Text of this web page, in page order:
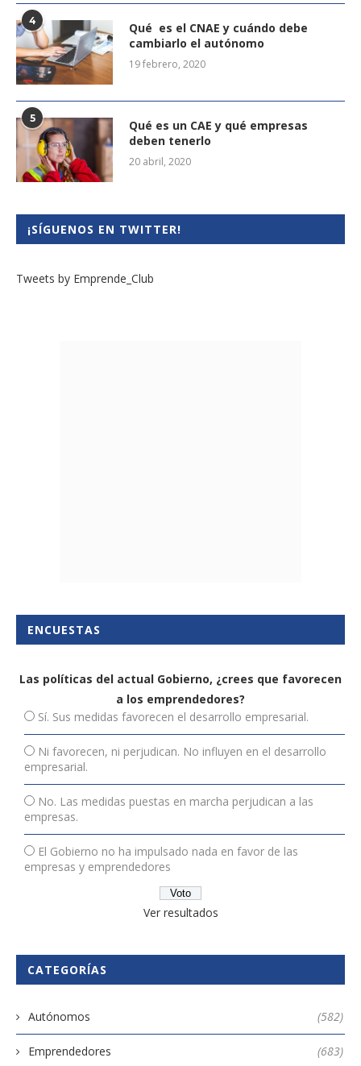
4
Qué es el CNAE y cuándo debe
cambiarlo el autónomo
19 febrero, 2020
5
Qué es un CAE y qué empresas
deben tenerlo
20 abril, 2020
¡SÍGUENOS EN TWITTER!
Tweets by Emprende_Club
ENCUESTAS
Las políticas del actual Gobierno, ¿crees que favorecen
a los emprendedores?
Sí. Sus medidas favorecen el desarrollo empresarial.
Ni favorecen, ni perjudican. No influyen en el desarrollo
empresarial.
No. Las medidas puestas en marcha perjudican a las
empresas.
El Gobierno no ha impulsado nada en favor de las
empresas y emprendedores
Ver resultados
CATEGORÍAS
Autónomos (582)
Emprendedores (683)